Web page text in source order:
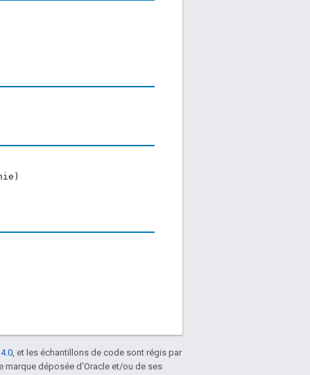
, et les échantillons de code sont régis par
marque déposée d'Oracle et/ou de ses